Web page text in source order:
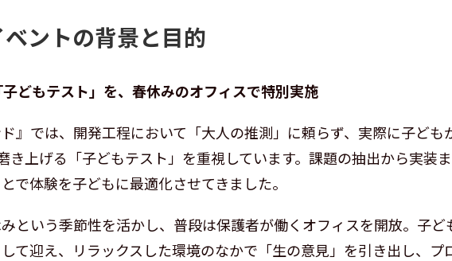
ントの背景と目的
どもテスト」を、春休みのオフィスで特別実施
ド』では、開発工程において「大人の推測」に頼らず、実際に子ども
き上げる「子どもテスト」を重視しています。課題の抽出から実装
で体験を子どもに最適化させてきました。
という季節性を活かし、普段は保護者が働くオフィスを開放。子ど
て迎え、リラックスした環境のなかで「生の意見」を引き出し、プ